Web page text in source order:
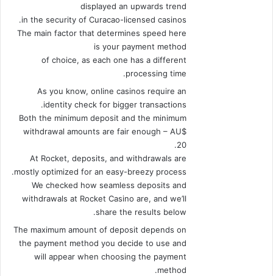
displayed an upwards trend
in the security of Curacao-licensed casinos.
The main factor that determines speed here
is your payment method
of choice, as each one has a different
processing time.
As you know, online casinos require an
identity check for bigger transactions.
Both the minimum deposit and the minimum
withdrawal amounts are fair enough – AU$
20.
At Rocket, deposits, and withdrawals are
mostly optimized for an easy-breezy process.
We checked how seamless deposits and
withdrawals at Rocket Casino are, and we’ll
share the results below.
The maximum amount of deposit depends on
the payment method you decide to use and
will appear when choosing the payment
method.